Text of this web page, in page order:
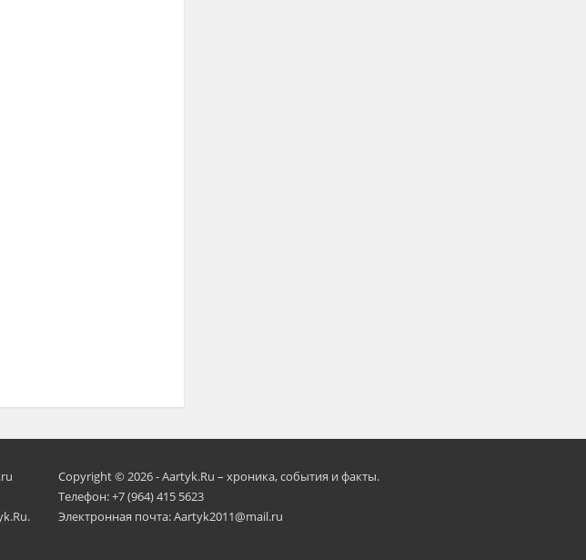
Copyright © 2026 - Aartyk.Ru – хроника, события и факты.
Телефон: +7 (964) 415 5623
Электронная почта: Aartyk2011@mail.ru